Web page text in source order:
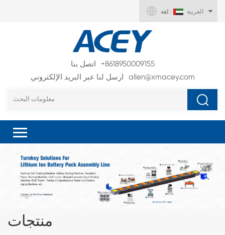
لغة : العربية
اتصل بنا
+8618950009155
ارسل لنا عبر البريد الإلكتروني
allen@xmacey.com
منتجات